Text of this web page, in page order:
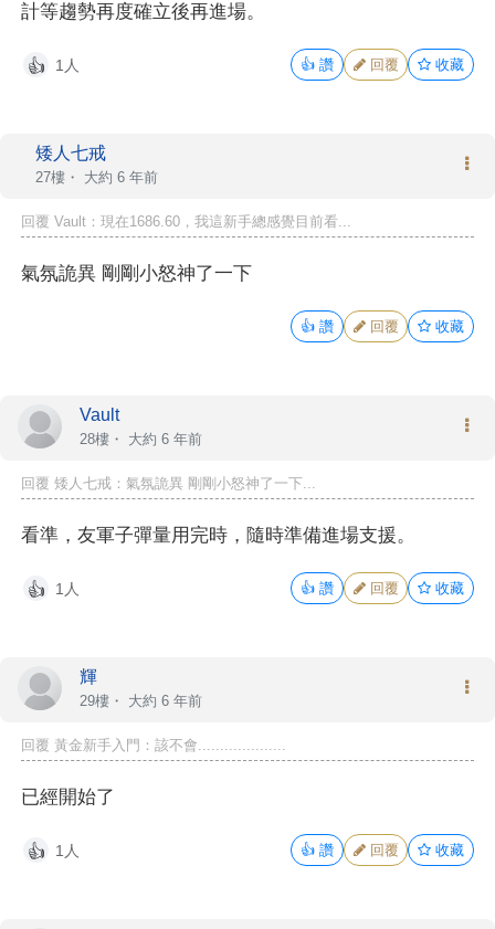
計等趨勢再度確立後再進場。
👍 1人 👍 讚 回覆 收藏
矮人七戒
27樓・ 大約 6 年前
回覆 Vault：現在1686.60，我這新手總感覺目前看...
氣氛詭異 剛剛小怒神了一下
👍 讚 回覆 收藏
Vault
28樓・ 大約 6 年前
回覆 矮人七戒：氣氛詭異 剛剛小怒神了一下...
看準，友軍子彈量用完時，隨時準備進場支援。
👍 1人 👍 讚 回覆 收藏
輝
29樓・ 大約 6 年前
回覆 黃金新手入門：該不會....................
已經開始了
👍 1人 👍 讚 回覆 收藏